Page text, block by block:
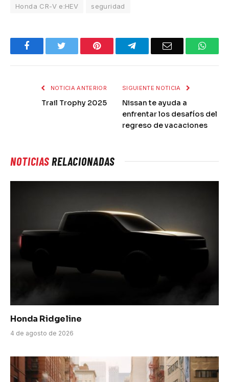
Honda CR-V e:HEV
seguridad
Facebook Pinterest TelegramEmail
NOTICIA ANTERIOR
Trail Trophy 2025
SIGUIENTE NOTICIA
Nissan te ayuda a
enfrentar los desafíos del
regreso de vacaciones
NOTICIASRELACIONADAS
Honda Ridgeline
4 de agosto de 2026